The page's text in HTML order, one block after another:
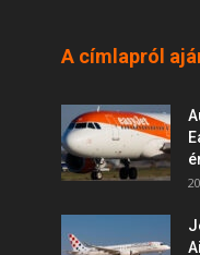
A címlapról